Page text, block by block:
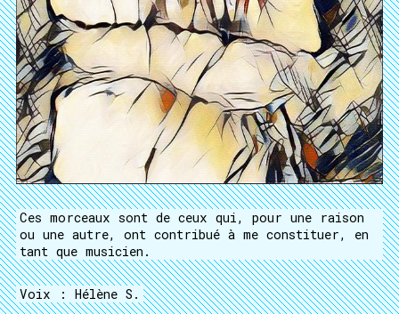
Ces morceaux sont de ceux qui, pour une raison
ou une autre, ont contribué à me constituer, en
tant que musicien.
Voix : Hélène S.